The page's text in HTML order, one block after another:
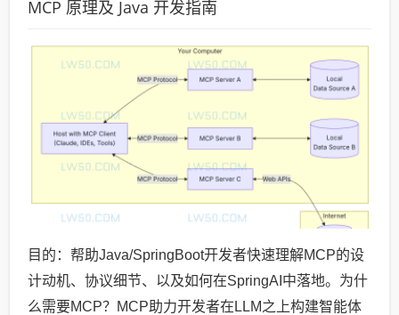
MCP 原理及 Java 开发指南
目的：帮助Java/SpringBoot开发者快速理解MCP的设
计动机、协议细节、以及如何在SpringAI中落地。为什
么需要MCP？MCP助力开发者在LLM之上构建智能体